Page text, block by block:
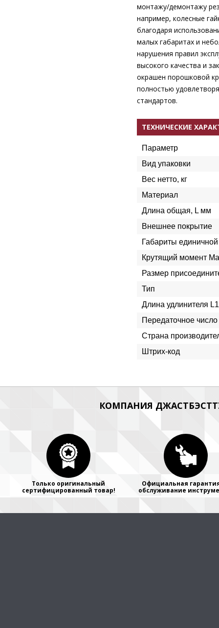
монтажу/демонтажу
например, колесные
благодаря
малых габаритах и
нарушения правил
высокого качества и
окрашен порошковой
полностью
стандартов.
ТЕХНИЧЕСКИЕ
Параметр
Вид упаковки
Вес нетто, кг
Материал
Длина общая, L мм
Внешнее покрытие
Габариты
Крутящий момент
Размер
Тип
Длина удлинителя
Передаточное число
Страна
Штрих-код
КОМПАНИЯ
Только оригинальный
сертифицированный товар!
Официальная
обслуживание